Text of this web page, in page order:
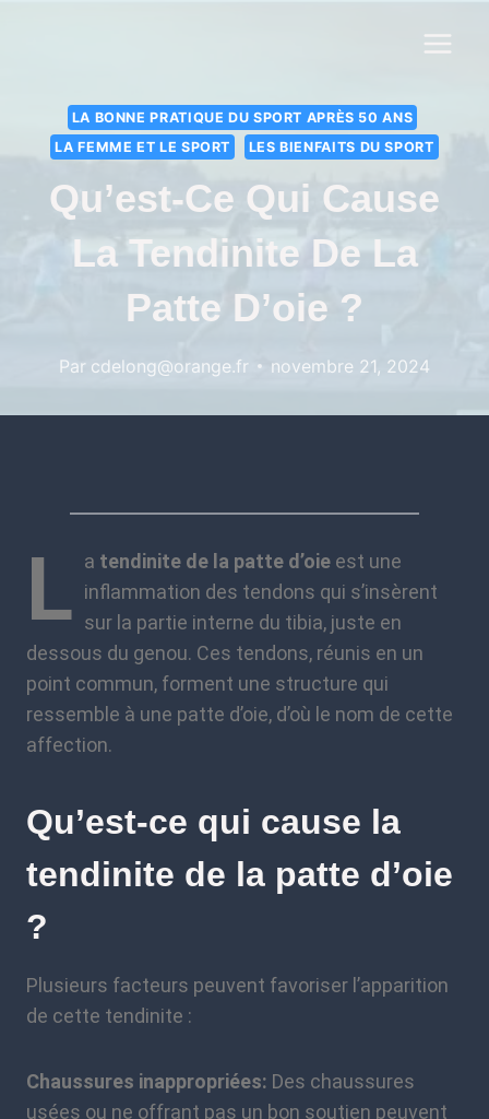
LA BONNE PRATIQUE DU SPORT APRÈS 50 ANS
LA FEMME ET LE SPORT
LES BIENFAITS DU SPORT
Qu’est-Ce Qui Cause
La Tendinite De La
Patte D’oie ?
Par cdelong@orange.fr novembre 21, 2024
L a tendinite de la patte d’oie est une
inflammation des tendons qui s’insèrent
sur la partie interne du tibia, juste en
dessous du genou. Ces tendons, réunis en un
point commun, forment une structure qui
ressemble à une patte d’oie, d’où le nom de cette
affection.
Qu’est-ce qui cause la
tendinite de la patte d’oie
?
Plusieurs facteurs peuvent favoriser l’apparition
de cette tendinite :
Chaussures inappropriées: Des chaussures
usées ou ne offrant pas un bon soutien peuvent